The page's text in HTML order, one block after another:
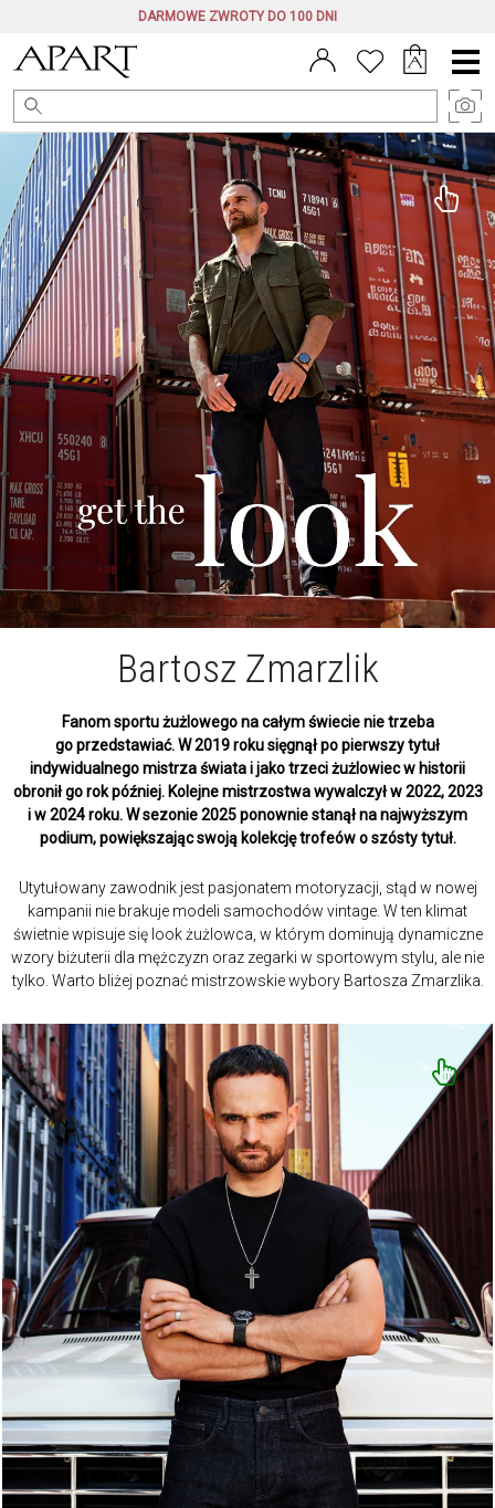
DARMOWE ZWROTY DO 100 DNI
Menu
główne
Bartosz Zmarzlik
Fanom sportu żużlowego na całym świecie nie trzeba
go przedstawiać. W 2019 roku sięgnął po pierwszy tytuł
indywidualnego mistrza świata i jako trzeci żużlowiec w historii
obronił go rok później. Kolejne mistrzostwa wywalczył w 2022, 2023
i w 2024 roku. W sezonie 2025 ponownie stanął na najwyższym
podium, powiększając swoją kolekcję trofeów o szósty tytuł.
Utytułowany zawodnik jest pasjonatem motoryzacji, stąd w nowej
kampanii nie brakuje modeli samochodów vintage. W ten klimat
świetnie wpisuje się look żużlowca, w którym dominują dynamiczne
wzory biżuterii dla mężczyzn oraz zegarki w sportowym stylu, ale nie
tylko. Warto bliżej poznać mistrzowskie wybory Bartosza Zmarzlika.